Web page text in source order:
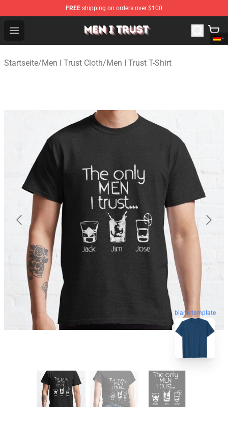
FREE shipping on orders over $100
Open menu
Men I Trust Shop - Official Men I Trust Merchandise Store
Startseite/Men I Trust Cloth/Men I Trust T-Shirt
blank template